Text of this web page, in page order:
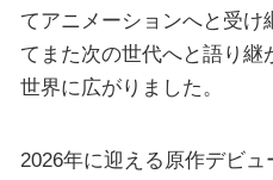
てアニメーションへと受け
てまた次の世代へと語り継
世界に広がりました。
2026年に迎える原作デビュ